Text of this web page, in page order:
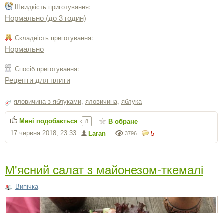
Швидкість приготування:
Нормально (до 3 годин)
Складність приготування:
Нормально
Спосіб приготування:
Рецепти для плити
яловичина з яблуками яловичина яблука
5
3796
Laran
17 червня 2018, 23:33
Мені подобається 8 В обране
М'ясний салат з майонезом-ткемалі
Випічка